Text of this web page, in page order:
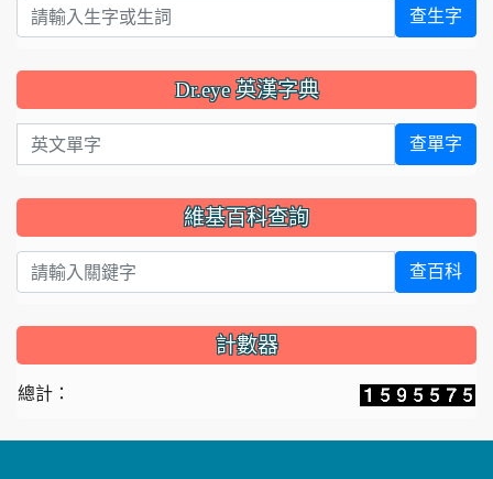
查生字
Dr.eye 英漢字典
英文單字 查單字
維基百科查詢
查百科
計數器
總計：